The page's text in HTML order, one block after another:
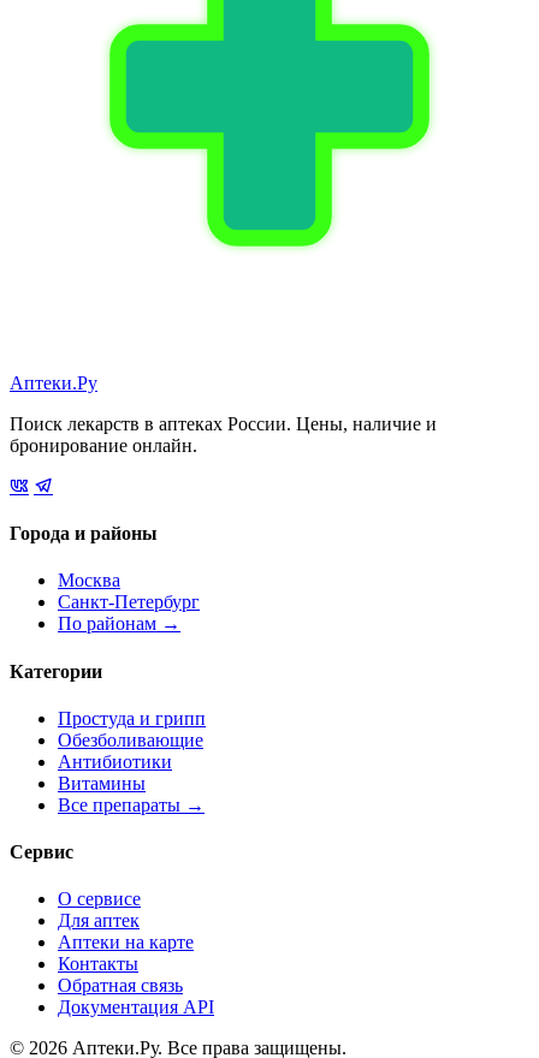
Аптеки.Ру
Поиск лекарств в аптеках России. Цены, наличие и
бронирование онлайн.
Города и районы
Москва
Санкт-Петербург
По районам →
Категории
Простуда и грипп
Обезболивающие
Антибиотики
Витамины
Все препараты →
Сервис
О сервисе
Для аптек
Аптеки на карте
Контакты
Обратная связь
Документация API
© 2026 Аптеки.Ру. Все права защищены.